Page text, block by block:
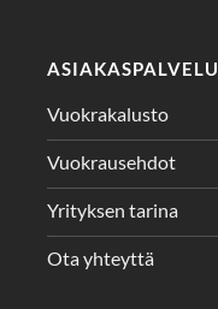
ASIAKASPALVELU
Vuokrakalusto
Vuokrausehdot
Yrityksen tarina
Ota yhteyttä